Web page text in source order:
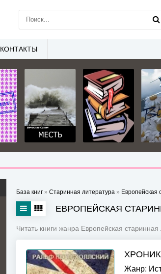
База книг » Старинная литература » Европейская
ЕВРОПЕЙСКАЯ
Читать книги жанра Европейская
Жанр:
КОНТАКТЫ